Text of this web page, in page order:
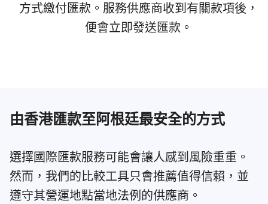
方式繳付匯款。服務供應商收到有關款項後，
便會立即發送匯款。
由香港匯款至阿根廷最安全的方式
選擇國際匯款服務可能會讓人感到風險重重。
然而，我們的比較工具只會推薦值得信賴，並
遵守其營運地點當地法例的供應商。